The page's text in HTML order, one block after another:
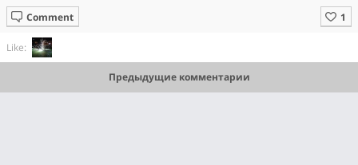
Comment
Like:
Предыдущие комментарии